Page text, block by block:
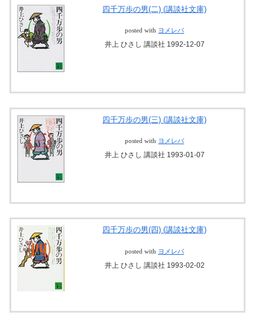
四千万歩の男(二) (講談社文庫)
posted with ヨメレバ
井上 ひさし 講談社 1992-12-07
四千万歩の男(三) (講談社文庫)
posted with ヨメレバ
井上 ひさし 講談社 1993-01-07
四千万歩の男(四) (講談社文庫)
posted with ヨメレバ
井上 ひさし 講談社 1993-02-02